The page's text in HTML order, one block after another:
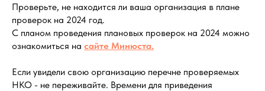
Проверьте, не находится ли ваша организация в плане
проверок на 2024 год.
С планом проведения плановых проверок на 2024 можно
ознакомиться на сайте Минюста.
Если увидели свою организацию перечне проверяемых
НКО - не переживайте. Времени для приведения